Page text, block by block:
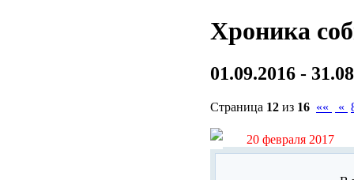
Хроника
01.09.2016 -
Страница 12 из 16 «« «
20 февраля 2017